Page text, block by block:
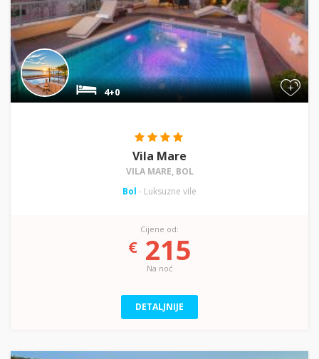
+
4+0
Vila Mare
VILA MARE, BOL
Bol - Luksuzne vile
Cijene od:
€215
Na noć
DETALJNIJE